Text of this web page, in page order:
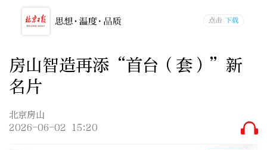
房山智造再添“首台（套）”新
名片
北京房山
2026-06-02 15:20